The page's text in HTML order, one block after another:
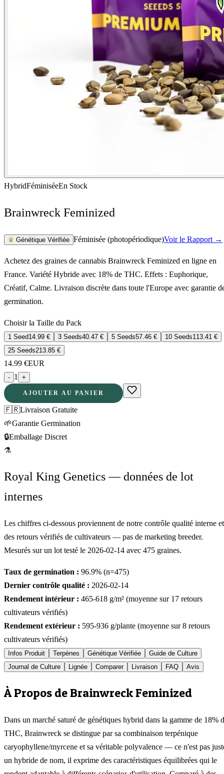
HybridFéminiséeEn Stock
Brainwreck Feminized
♛ Génétique Vérifiée Féminisée (photopériodique)Voir le Rapport →
Achetez des graines de cannabis Brainwreck Feminized en ligne en
France. Variété Hybride avec 18% de THC. Effets : Euphorique,
Créatif, Calme. Livraison discrète dans toute l'Europe avec garantie
germination.
Choisir la Taille du Pack
1 Seed14.99 € 3 Seeds40.47 € 5 Seeds57.46 € 10 Seeds113.41 €
25 Seeds213.85 €
14.99 €EUR
- 1 +
AJOUTER AU PANIER
🇫🇷Livraison Gratuite
🌱Garantie Germination
🔒Emballage Discret
⚗
Royal King Genetics — données de lot
internes
Les chiffres ci-dessous proviennent de notre contrôle qualité interne et
des retours vérifiés de cultivateurs — pas de marketing breeder.
Mesurés sur un lot testé le 2026-02-14 avec 475 graines.
Taux de germination : 96.9% (n=475)
Dernier contrôle qualité : 2026-02-14
Rendement intérieur : 465-618 g/m² (moyenne sur 17 retours
cultivateurs vérifiés)
Rendement extérieur : 595-936 g/plante (moyenne sur8 retours
cultivateurs vérifiés)
Infos Produit Terpènes Génétique Vérifiée
Guide de Culture
Journal de Culture
Lignée Comparer Livraison FAQ Avis
À Propos de Brainwreck Feminized
Dans un marché saturé de génétiques hybrid dans la gamme de 18%
THC, Brainwreck se distingue par sa combinaison terpénique
caryophyllene/myrcene et sa véritable polyvalence — ce n'est pas
un hybride de nom, il exprime des caractéristiques équilibrées qui le